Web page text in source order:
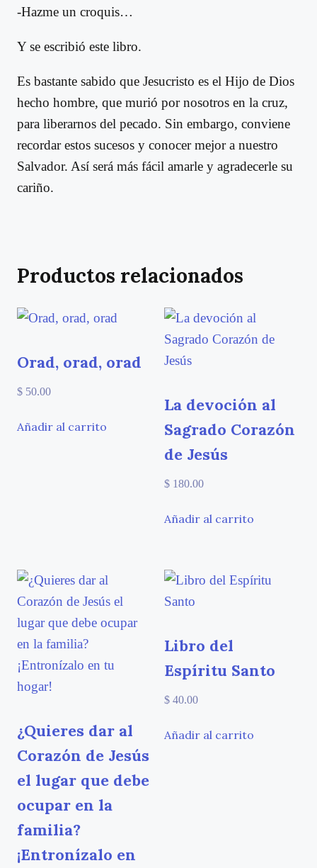
-Hazme un croquis…
Y se escribió este libro.
Es bastante sabido que Jesucristo es el Hijo de Dios
hecho hombre, que murió por nosotros en la cruz,
para liberarnos del pecado. Sin embargo, conviene
recordar estos sucesos y conocer mejor a nuestro
Salvador. Así será más fácil amarle y agradecerle su
cariño.
Productos relacionados
Orad, orad, orad
$ 50.00
Añadir al carrito
La devoción al
Sagrado Corazón
de Jesús
$ 180.00
Añadir al carrito
¿Quieres dar al
Corazón de Jesús
el lugar que debe
ocupar en la
familia?
¡Entronízalo en
Libro del
Espíritu Santo
$ 40.00
Añadir al carrito